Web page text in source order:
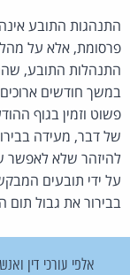
התנהגות התובע
פרסומת, אלא על
התנהלות התובע,
במשך חודשים
פשוט וזמין בגוף
של דבר, מעידה
להיזהר שלא לאפשר
על ידי תובעים
בבירור את גבול
אלפי עורכי דין